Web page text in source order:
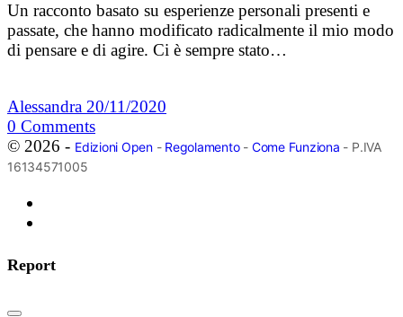
Un racconto basato su esperienze personali presenti e
passate, che hanno modificato radicalmente il mio modo
di pensare e di agire. Ci è sempre stato…
Alessandra 20/11/2020
0 Comments
© 2026 - Edizioni Open- Regolamento- Come Funziona - P.IVA
16134571005
Report